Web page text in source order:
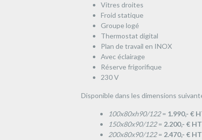
Vitres droites
Froid statique
Groupe logé
Thermostat digital
Plan de travail en INOX
Avec éclairage
Réserve frigorifique
230 V
Disponible dans les dimensions
100x80xh90/122= 1.990,- €
150x80x90/122= 2.200,- €
200x80x90/122= 2.470,- €